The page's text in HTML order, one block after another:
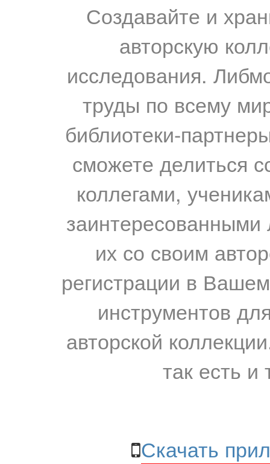
Создавайте и
авторскую
исследования.
труды по всему
библиотеки-
сможете делиться
коллегами,
их со своим
регистрации в
инструментов
авторской
так есть и
Скачать